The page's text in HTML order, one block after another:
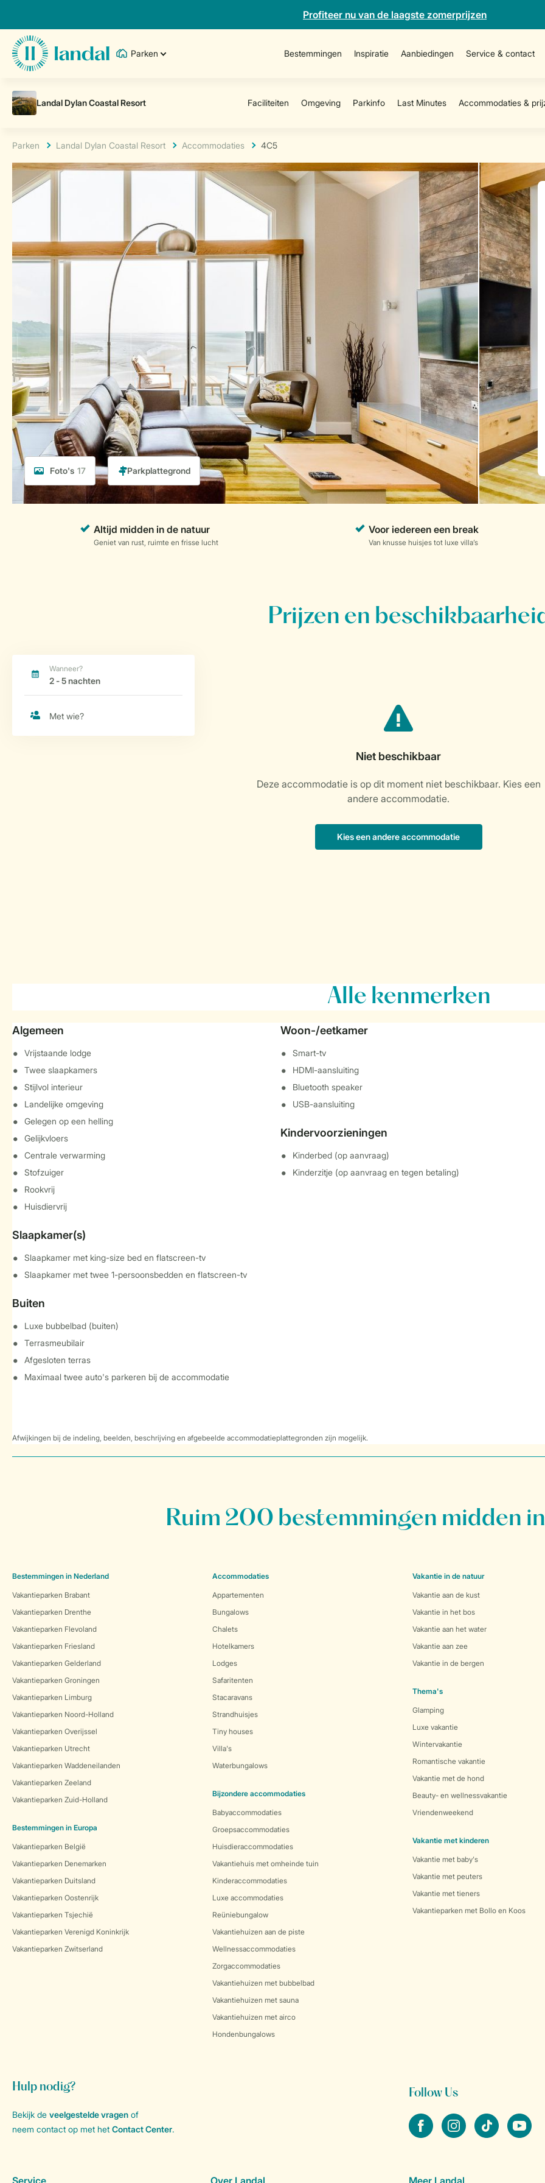
Profiteer nu van de laagste zomerprijzen
Parken Bestemmingen Inspiratie Aanbiedingen Service & contact
Parken Landal Dylan Coastal Resort Accommodaties 4C5
Foto's 17
Prijzen en
Alle kenmerken
Algemeen
Vrijstaande lodge
Twee slaapkamers
Stijlvol interieur
Landelijke omgeving
Gelegen op een helling
Gelijkvloers
Centrale verwarming
Stofzuiger
Rookvrij
Huisdiervrij
Slaapkamer(s)
Slaapkamer met king-size bed en flatscreen-tv
Slaapkamer met twee 1-persoonsbedden en flatscreen-tv
Buiten
Luxe bubbelbad (buiten)
Terrasmeubilair
Afgesloten terras
Maximaal twee auto's parkeren bij de accommodatie
Woon-/eetkamer
Smart-tv
HDMI-aansluiting
Bluetooth speaker
USB-aansluiting
Kindervoorzieningen
Kinderbed (op aanvraag)
Kinderzitje (op aanvraag en tegen betaling)
Afwijkingen bij de indeling, beelden, beschrijving en afgebeelde accommodatieplattegronden zijn mogelijk.
Ruim 200 bestemmingen midden
Bestemmingen in Nederland
Vakantieparken Brabant
Vakantieparken Drenthe
Vakantieparken Flevoland
Vakantieparken Friesland
Vakantieparken Gelderland
Vakantieparken Groningen
Vakantieparken Limburg
Vakantieparken Noord-Holland
Vakantieparken Overijssel
Vakantieparken Utrecht
Vakantieparken Waddeneilanden
Vakantieparken Zeeland
Vakantieparken Zuid-Holland
Bestemmingen in Europa
Vakantieparken België
Vakantieparken Denemarken
Vakantieparken Duitsland
Vakantieparken Oostenrijk
Vakantieparken Tsjechië
Vakantieparken Verenigd Koninkrijk
Vakantieparken Zwitserland
Accommodaties
Appartementen
Bungalows
Chalets
Hotelkamers
Lodges
Safaritenten
Stacaravans
Strandhuisjes
Tiny houses
Villa's
Waterbungalows
Bijzondere accommodaties
Babyaccommodaties
Groepsaccommodaties
Huisdieraccommodaties
Vakantiehuis met omheinde tuin
Kinderaccommodaties
Luxe accommodaties
Reüniebungalow
Vakantiehuizen aan de piste
Wellnessaccommodaties
Zorgaccommodaties
Vakantiehuizen met bubbelbad
Vakantiehuizen met sauna
Vakantiehuizen met airco
Hondenbungalows
Vakantie in de natuur
Vakantie aan de kust
Vakantie in het bos
Vakantie aan het water
Vakantie aan zee
Vakantie in de bergen
Thema's
Glamping
Luxe vakantie
Wintervakantie
Romantische vakantie
Vakantie met de hond
Beauty- en wellnessvakantie
Vriendenweekend
Vakantie met kinderen
Vakantie met baby's
Vakantie met peuters
Vakantie met tieners
Vakantieparken met Bollo en Koos
Hulp nodig?
Bekijk de veelgestelde vragen of
neem contact op met het Contact Center.
Follow Us
facebookinstagramtiktok youtube
Service Over Landal Meer Landal